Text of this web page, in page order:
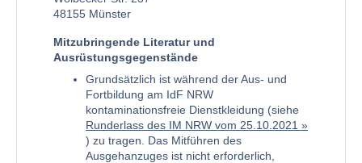
48155 Münster
Mitzubringende Literatur und
Ausrüstungsgegenstände
Grundsätzlich ist während der Aus- und
Fortbildung am IdF NRW
kontaminationsfreie Dienstkleidung (siehe
Runderlass des IM NRW vom 25.10.2021
) zu tragen. Das Mitführen des
Ausgehanzuges ist nicht erforderlich,